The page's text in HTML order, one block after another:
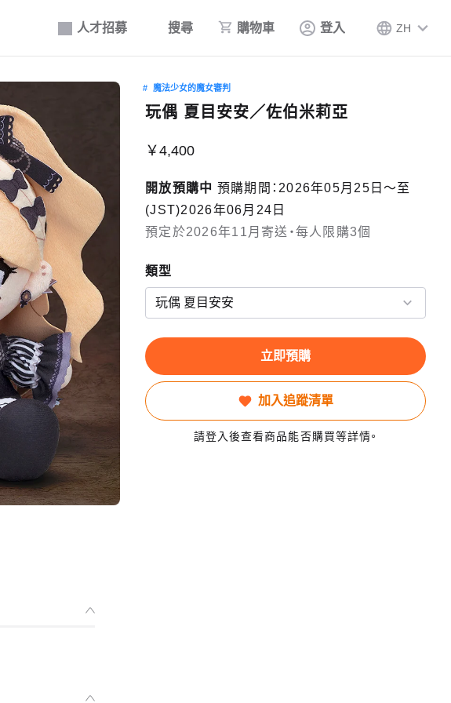
人才招募 搜尋 購物車 登入 ZH
魔法少女的魔女審判
玩偶 夏目安安／佐伯米莉亞
￥4,400
開放預購中 預購期間：2026年05月25日〜至
(JST)2026年06月24日
預定於2026年11月寄送・每人限購3個
類型
立即預購
加入追蹤清單
請登入後查看商品能否購買等詳情。